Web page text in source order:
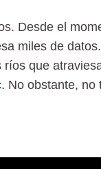
Desde el
miles de datos.
que
No obstante, no